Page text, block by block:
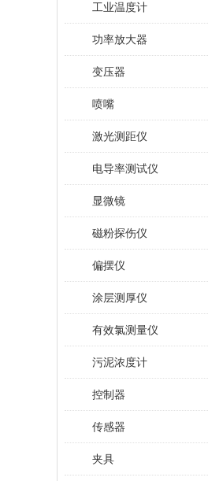
工业温度计
功率放大器
变压器
喷嘴
激光测距仪
电导率测试仪
显微镜
磁粉探伤仪
偏摆仪
涂层测厚仪
有效氯测量仪
污泥浓度计
控制器
传感器
夹具